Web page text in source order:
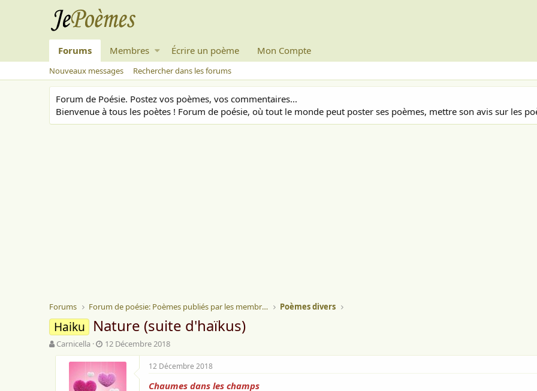
Forums Membres Écrire un poème Mon Compte
Nouveaux messages Rechercher dans les forums
Forum de Poésie. Postez vos poèmes, vos commentaires...
Bienvenue à tous les poètes ! Forum de poésie, où tout le monde peut poster ses poèmes, mettre son avis sur les
Forums Forum de poésie: Poèmes publiés par les membres Poèmes divers
Haiku Nature (suite d'haïkus)
A
u
Carnicella
D
a
t
e
d
12 Décembre 2018
12 Décembre 2018
Chaumes dans les champs